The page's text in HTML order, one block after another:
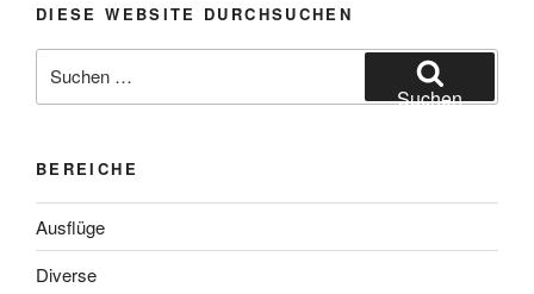
DIESE WEBSITE DURCHSUCHEN
nach:
Suchen
BEREICHE
Ausflüge
Diverse